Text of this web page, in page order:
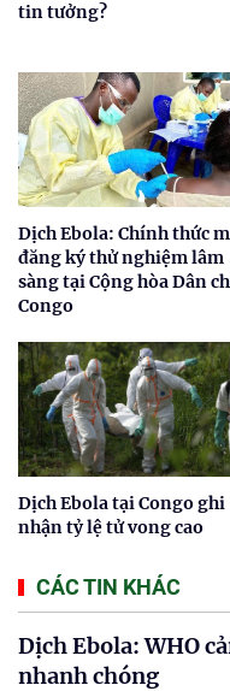
tin tưởng?
Dịch Ebola: Chính thức
đăng ký thử nghiệm lâm
sàng tại Cộng hòa Dân
Congo
Dịch Ebola tại Congo ghi
nhận tỷ lệ tử vong cao
CÁC TIN KHÁC
Dịch Ebola: WHO
nhanh chóng